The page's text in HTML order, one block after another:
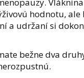
hodnotu, ale
a udržaní si
bežne dva